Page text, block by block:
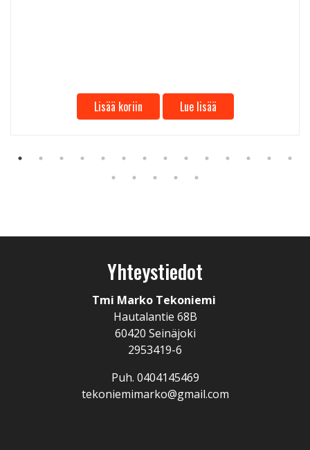
Lisää koriin Lue lisää
Yhteystiedot
Tmi Marko Tekoniemi
Hautalantie 68B
60420 Seinäjoki
2953419-6
Puh. 0404145469
tekoniemimarko@gmail.com